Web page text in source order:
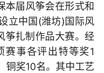
本届风筝会在形式和
立中国(潍坊)国际风
筝扎制作品大赛。经
赛事各评出特等奖1
铜奖10名。其中工艺